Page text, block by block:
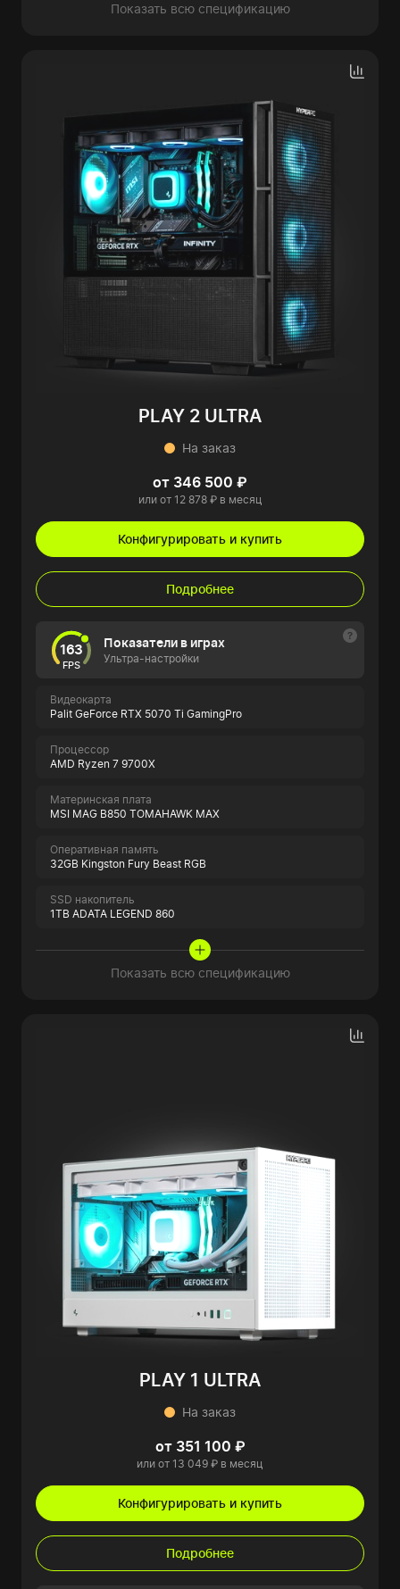
Показать всю спецификацию
PLAY 2 ULTRA
На заказ
от 346 500 ₽
или от 12 878 ₽ в месяц
Конфигурировать и купить
Подробнее
163
FPS
Показатели в играх
Ультра-настройки
Видеокарта
Palit GeForce RTX 5070 Ti GamingPro
Процессор
AMD Ryzen 7 9700X
Материнская плата
MSI MAG B850 TOMAHAWK MAX
Оперативная память
32GB Kingston Fury Beast RGB
SSD накопитель
1TB ADATA LEGEND 860
Показать всю спецификацию
PLAY 1 ULTRA
На заказ
от 351 100 ₽
или от 13 049 ₽ в месяц
Конфигурировать и купить
Подробнее